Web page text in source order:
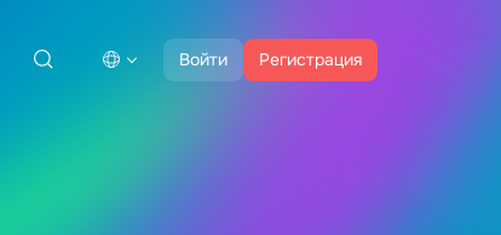
Войти Регистрация